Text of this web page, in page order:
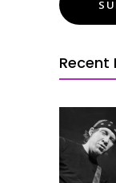
Recent